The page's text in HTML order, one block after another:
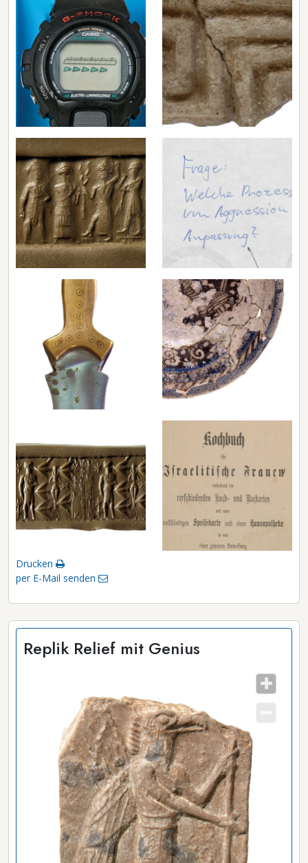
Drucken
per E-Mail senden
Replik Relief mit Genius